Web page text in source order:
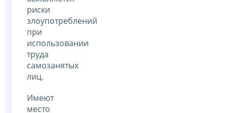
риски
злоупотреблений
при
использовании
труда
самозанятых
лиц.
Имеют
место